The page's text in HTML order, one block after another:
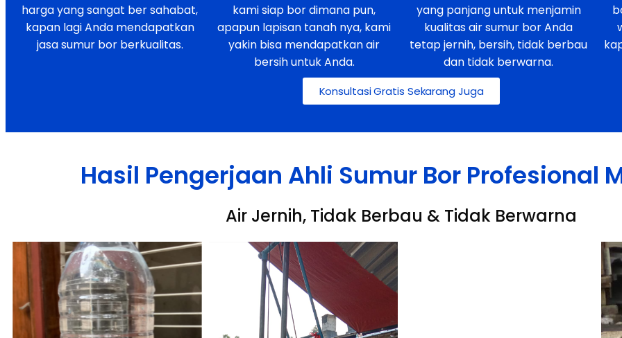
harga yang sangat ber sahabat,
kapan lagi Anda mendapatkan
jasa sumur bor berkualitas.
kami siap bor dimana pun,
apapun lapisan tanah nya, kami
yakin bisa mendapatkan air
bersih untuk Anda.
yang panjang untuk menjamin
kualitas air sumur bor Anda
tetap jernih, bersih, tidak berbau
dan tidak berwarna.
Konsultasi Gratis Sekarang Juga
Hasil Pengerjaan Ahli Sumur Bor Profesional
Air Jernih, Tidak Berbau & Tidak Berwarna